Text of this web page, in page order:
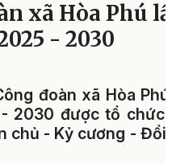
xã Hòa Phú
- 2030
đoàn xã Hòa
2030 được tổ
chủ - Kỷ cương - Đổi